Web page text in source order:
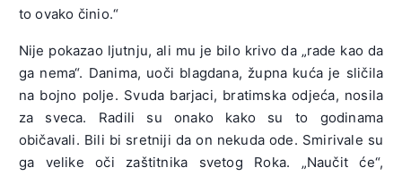
to ovako činio.“
Nije pokazao ljutnju, ali mu je bilo krivo da „rade kao da
ga nema“. Danima, uoči blagdana, župna kuća je sličila
na bojno polje. Svuda barjaci, bratimska odjeća, nosila
za sveca. Radili su onako kako su to godinama
običavali. Bili bi sretniji da on nekuda ode. Smirivale su
ga velike oči zaštitnika svetog Roka. „Naučit će“,